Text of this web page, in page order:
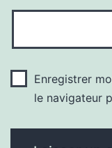
Enregistrer
le navigateur